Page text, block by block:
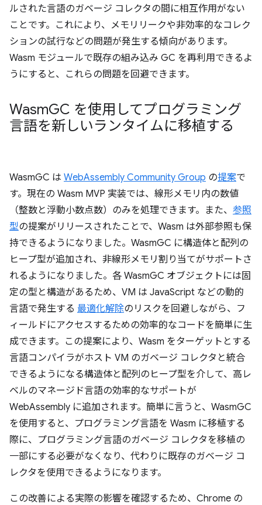
ルされた言語のガベージ コレクタの間に相互作用がない
ことです。これにより、メモリリークや非効率的なコレク
ションの試行などの問題が発生する傾向があります。
Wasm モジュールで既存の組み込み GC を再利用できるよ
うにすると、これらの問題を回避できます。
WasmGC を使用してプログラミング
言語を新しいランタイムに移植する
WasmGC は WebAssembly Community Group の提案で
す。現在の Wasm MVP 実装では、線形メモリ内の数値
（整数と浮動小数点数）のみを処理できます。また、 参照
型の提案がリリースされたことで、Wasm は外部参照も保
持できるようになりました。WasmGC に構造体と配列の
ヒープ型が追加され、非線形メモリ割り当てがサポートさ
れるようになりました。各 WasmGC オブジェクトには固
定の型と構造があるため、VM は JavaScript などの動的
言語で発生する 最適化解除のリスクを回避しながら、フ
ィールドにアクセスするための効率的なコードを簡単に生
成できます。この提案により、Wasm をターゲットとする
言語コンパイラがホスト VM のガベージ コレクタと統合
できるようになる構造体と配列のヒープ型を介して、高レ
ベルのマネージド言語の効率的なサポートが
WebAssembly に追加されます。簡単に言うと、WasmGC
を使用すると、プログラミング言語を Wasm に移植する
際に、プログラミング言語のガベージ コレクタを移植の
一部にする必要がなくなり、代わりに既存のガベージ コ
レクタを使用できるようになります。
この改善による実際の影響を確認するため、Chrome の